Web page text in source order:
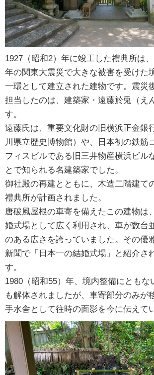
1927（昭和2）年に竣工した禮典所は、
年の関東大震災で大きな被害を受けた
一環として建立された建物です。震災
担当したのは、建築家・遠藤於兎（え
す。
遠藤氏は、重要文化財の旧横浜正金銀
川県立歴史博物館）や、日本初の鉄筋
フィスビルである旧三井物産横浜ビル
とで知られる名建築家でした。
御社殿の再建とともに、木造二階建て
禮典所が計画されました。
唐破風屋根の車寄を備えたこの建物は
婚式場として広く利用され、車が数台
のある広さを誇っていました。その優
新聞で「日本一の結婚式場」と紹介さ
す。
1980（昭和55）年、境内整備にともな
も解体されましたが、車寄部分のみが
手水舎として往時の面影を今に伝えて